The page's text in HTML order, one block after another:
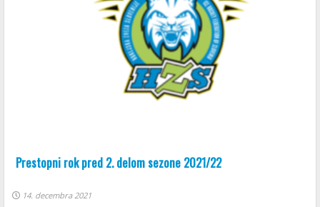
Prestopni rok pred 2. delom sezone 2021/22
14. decembra 2021